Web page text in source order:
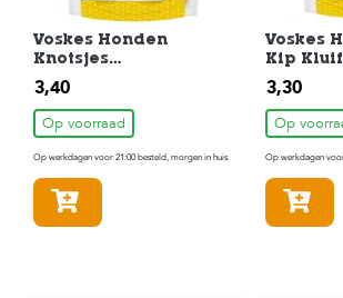
Voskes Honden
Knotsjes
Hondensnack 100 gr
3,40
Op voorraad
Op werkdagen voor 21:00 besteld, morgen in huis
Voskes
Kip
3,30
Op
Op werkdagen